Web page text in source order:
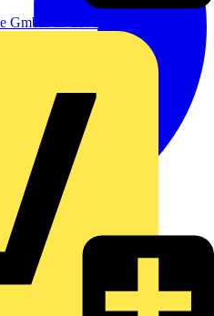
GmbH & Co. KG